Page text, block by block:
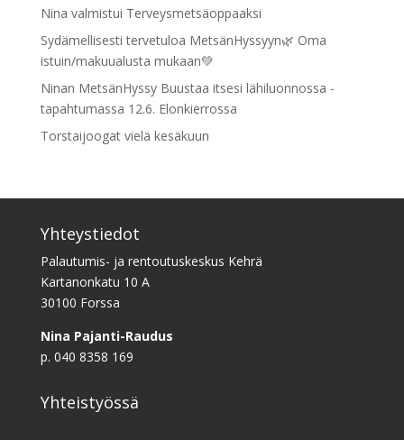
Nina valmistui Terveysmetsäoppaaksi
Sydämellisesti tervetuloa MetsänHyssyyn🌿 Oma
istuin/makuualusta mukaan💚
Ninan MetsänHyssy Buustaa itsesi lähiluonnossa -
tapahtumassa 12.6. Elonkierrossa
Torstaijoogat vielä kesäkuun
Yhteystiedot
Palautumis- ja rentoutuskeskus Kehrä
Kartanonkatu 10 A
30100 Forssa
Nina Pajanti-Raudus
p. 040 8358 169
Yhteistyössä